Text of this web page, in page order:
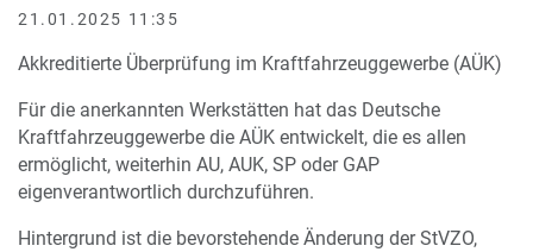
21.01.2025 11:35
Akkreditierte Überprüfung im Kraftfahrzeuggewerbe (AÜK)
Für die anerkannten Werkstätten hat das Deutsche
Kraftfahrzeuggewerbe die AÜK entwickelt, die es allen
ermöglicht, weiterhin AU, AUK, SP oder GAP
eigenverantwortlich durchzuführen.
Hintergrund ist die bevorstehende Änderung der StVZO,